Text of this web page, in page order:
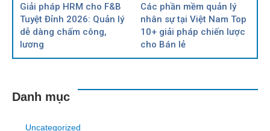
Giải pháp HRM cho F&B
Tuyệt Đỉnh 2026: Quản lý
dễ dàng chấm công,
lương
Các phần mềm quản lý
nhân sự tại Việt Nam Top
10+ giải pháp chiến lược
cho Bán lẻ
Danh mục
Uncategorized